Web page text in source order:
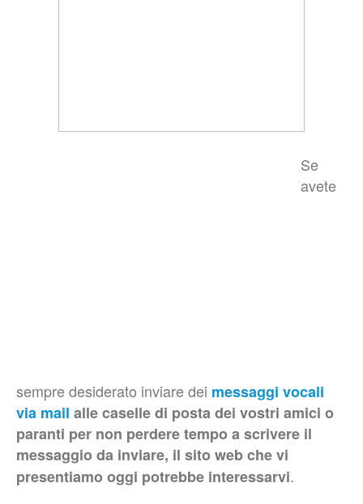
Se
avete
sempre desiderato inviare dei messaggi vocali
via mail alle caselle di posta dei vostri amici o
paranti per non perdere tempo a scrivere il
messaggio da inviare, il sito web che vi
presentiamo oggi potrebbe interessarvi.